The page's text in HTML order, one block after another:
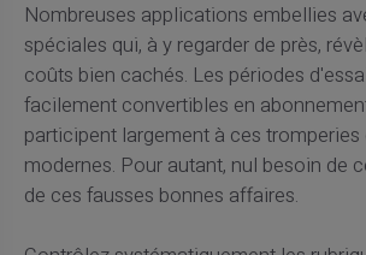
Nombreuses applications embellies
spéciales qui, à y regarder de près,
coûts bien cachés. Les périodes
facilement convertibles en
participent largement à ces
modernes. Pour autant, nul besoin de
de ces fausses bonnes affaires.